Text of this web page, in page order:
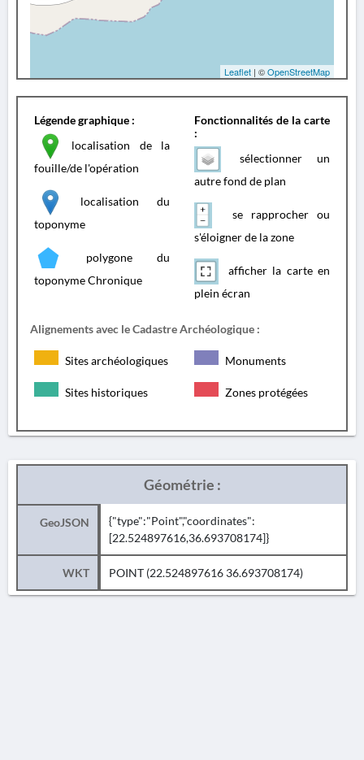
Leaflet | ©OpenStreetMap
Légende graphique :
localisation de la
fouille/de l'opération
localisation du
toponyme
polygone du
toponyme Chronique
Fonctionnalités de la carte
:
sélectionner un
autre fond de plan
se rapprocher ou
s'éloigner de la zone
afficher la carte en
plein écran
Alignements avec le Cadastre Archéologique :
Sites archéologiques Monuments
Sites historiques Zones protégées
Géométrie :
GeoJSON
{"type":"Point","coordinates":
[22.524897616,36.693708174]}
WKT POINT (22.524897616 36.693708174)